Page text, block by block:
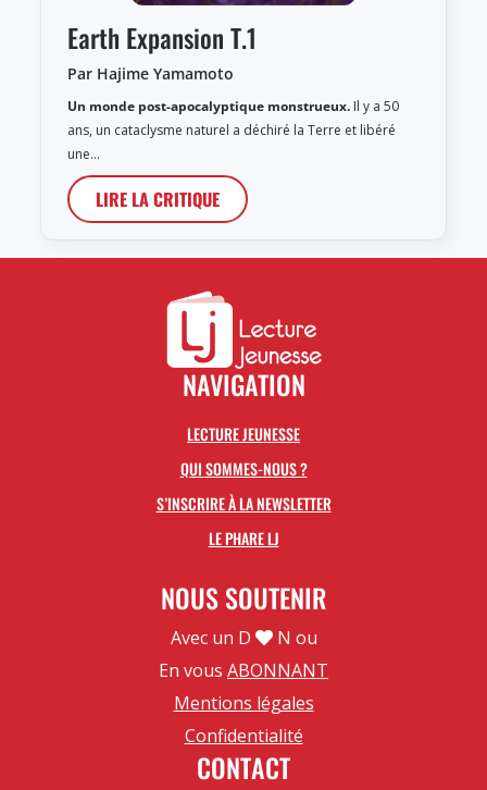
Earth Expansion T.1
Par Hajime Yamamoto
Un monde post-apocalyptique monstrueux. Il y a 50
ans, un cataclysme naturel a déchiré la Terre et libéré
une…
LIRE LA CRITIQUE
NAVIGATION
LECTURE JEUNESSE
QUI SOMMES-NOUS ?
S’INSCRIRE À LA NEWSLETTER
LE PHARE LJ
NOUS SOUTENIR
Avec un D
N ou
En vous ABONNANT
Mentions légales
Confidentialité
CONTACT